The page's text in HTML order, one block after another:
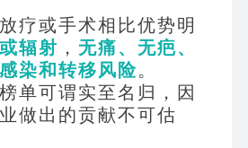
疗或手术相比优势明
辐射 ， 无痛、无疤、
染和转移风险。
单可谓实至名归，因
做出的贡献不可估